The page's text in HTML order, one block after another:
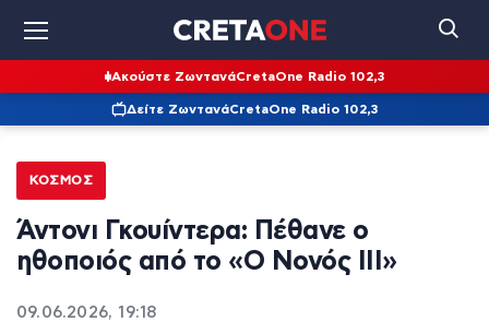
Ακούστε ΖωντανάCretaOne Radio 102,3
Δείτε ΖωντανάCretaOne Radio 102,3
ΚΌΣΜΟΣ
Άντονι Γκουίντερα: Πέθανε ο
ηθοποιός από το «Ο Νονός III»
09.06.2026, 19:18